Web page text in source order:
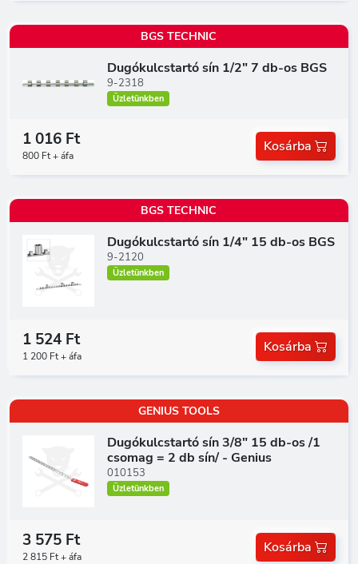
BGS TECHNIC
Dugókulcstartó sín 1/2" 7 db-os BGS
9-2318
Üzletünkben
1 016 Ft
800 Ft + áfa
Kosárba
BGS TECHNIC
Dugókulcstartó sín 1/4" 15 db-os BGS
9-2120
Üzletünkben
1 524 Ft
1 200 Ft + áfa
Kosárba
GENIUS TOOLS
Dugókulcstartó sín 3/8" 15 db-os /1
csomag = 2 db sín/ - Genius
010153
Üzletünkben
3 575 Ft
2 815 Ft + áfa
Kosárba